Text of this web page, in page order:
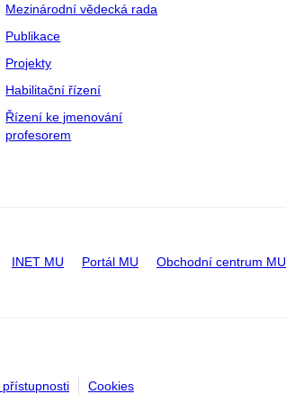
Mezinárodní vědecká rada
Publikace
Projekty
Habilitační řízení
Řízení ke jmenování
profesorem
INET MU Portál MU Obchodní centrum MU
Cookies